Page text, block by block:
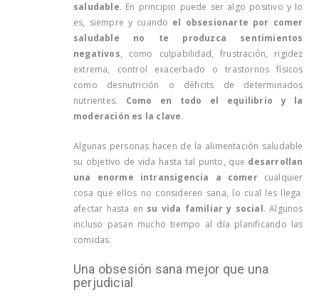
saludable. En principio puede ser algo positivo y lo
es, siempre y cuando el obsesionarte por comer
saludable no te produzca sentimientos
negativos, como culpabilidad, frustración, rigidez
extrema, control exacerbado o trastornos físicos
como desnutrición o déficits de determinados
nutrientes. Como en todo el equilibrio y la
moderación es la clave.
Algunas personas hacen de la alimentación saludable
su objetivo de vida hasta tal punto, que desarrollan
una enorme intransigencia a comercualquier
cosa que ellos no consideren sana, lo cual les llega
afectar hasta en su vida familiar y social. Algunos
incluso pasan mucho tiempo al día planificando las
comidas.
Una obsesión sana mejor que una
perjudicial